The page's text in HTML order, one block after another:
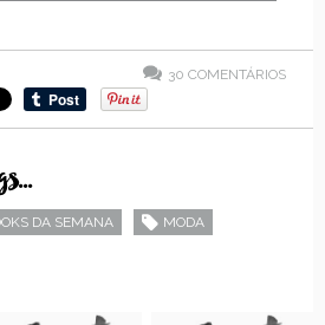
30 COMENTÁRIOS
DA SEMANA MODA